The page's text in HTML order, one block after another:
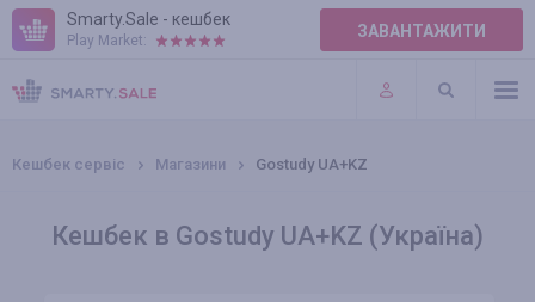
Smarty.Sale - кешбек
Play Market: ЗАВАНТАЖИТИ
ПРАВИЛА
ПЛАГІНИ
Кешбек сервіс Магазини Gostudy UA+KZ
Кешбек в Gostudy UA+KZ (Україна)